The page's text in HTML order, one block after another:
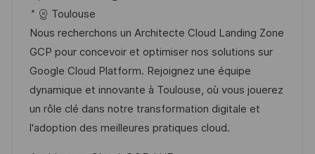
c
a
t
i
o
n
t
e
d
D
a
t
o
b
I
d
t
e
g
o
r
y
Toulouse
Nous recherchons un Architecte Cloud Landing Zone
GCP pour concevoir et optimiser nos solutions sur
Google Cloud Platform. Rejoignez une équipe
dynamique et innovante à Toulouse, où vous jouerez
un rôle clé dans notre transformation digitale et
l'adoption des meilleures pratiques cloud.